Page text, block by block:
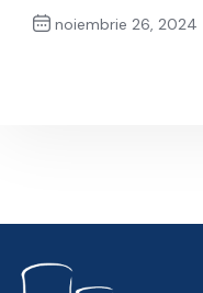
noiembrie 26, 2024